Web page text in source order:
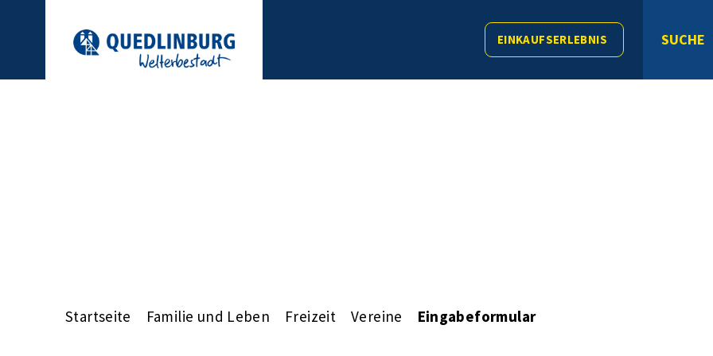
EINKAUFSERLEBNIS SUCHE
Startseite Familie und Leben Freizeit Vereine Eingabeformular